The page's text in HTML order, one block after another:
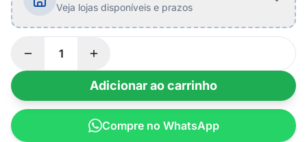
Veja lojas disponíveis e prazos
Adicionar ao carrinho
Compre no WhatsApp